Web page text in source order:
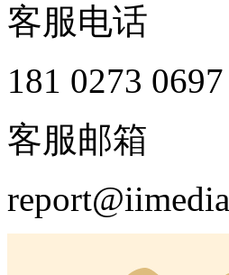
客服电话
181 0273 0697
客服邮箱